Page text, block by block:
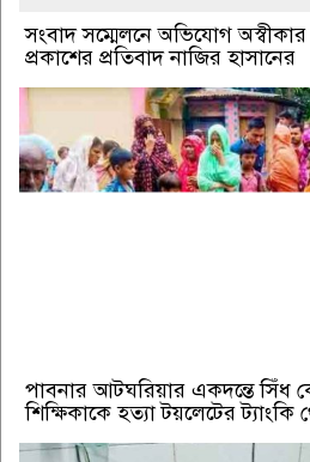
সংবাদ সম্মেলনে অভিযোগ
প্রকাশের প্রতিবাদ নাজির হাসানের
পাবনার আটঘরিয়ার একদন্তে সিঁধ
শিক্ষিকাকে হত্যা টয়লেটের ট্যাংকি